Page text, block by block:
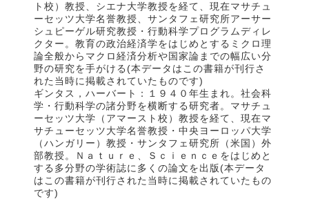
ト校）教授、シエナ大学教授を経て、現在マサチュ
ーセッツ大学名誉教授、サンタフェ研究所アーサー
シュピーゲル研究教授・行動科学プログラムディレ
クター。教育の政治経済学をはじめとするミクロ理
論全般からマクロ経済分析や国家論までの幅広い分
野の研究を手がける(本データはこの書籍が刊行さ
れた当時に掲載されていたものです)
ギンタス，ハーバート：１９４０年生まれ。社会科
学・行動科学の諸分野を横断する研究者。マサチュ
ーセッツ大学（アマースト校）教授を経て、現在マ
サチューセッツ大学名誉教授・中央ヨーロッパ大学
（ハンガリー）教授・サンタフェ研究所（米国）外
部教授。Ｎａｔｕｒｅ、Ｓｃｉｅｎｃｅをはじめと
する多分野の学術誌に多くの論文を出版(本データ
はこの書籍が刊行された当時に掲載されていたもの
です)